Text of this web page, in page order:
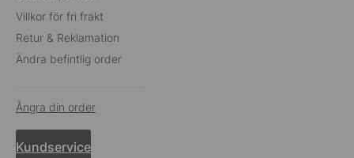
Villkor för fri frakt
Retur & Reklamation
Ändra befintlig order
Ångra din order
Kundservice